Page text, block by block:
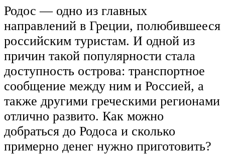
Родос — одно из главных
направлений в Греции, полюбившееся
российским туристам. И одной из
причин такой популярности стала
доступность острова: транспортное
сообщение между ним и Россией, а
также другими греческими регионами
отлично развито. Как можно
добраться до Родоса и сколько
примерно денег нужно приготовить?